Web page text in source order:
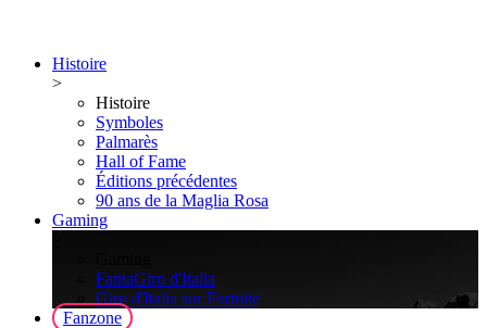
Histoire
>
Histoire
Symboles
Palmarès
Hall of Fame
Éditions précédentes
90 ans de la Maglia Rosa
Gaming
FantaGiro d'Italia
Giro d'Italia sur Fortnite
Fanzone